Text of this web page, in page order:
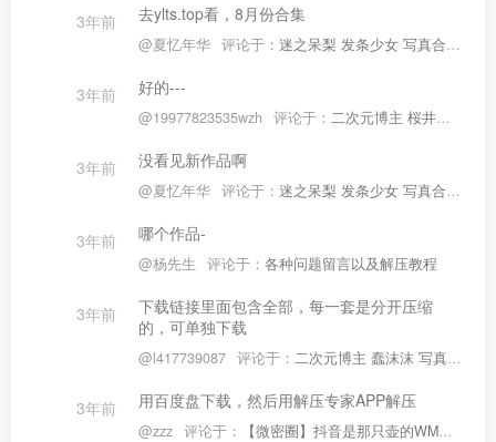
3年前 去ylts.top看，8月份合集
@夏忆年华 评论于： 迷之呆梨 发条少女 写真合集 #77
3年前 好的---
@19977823535wzh 评论于： 二次元博主 桜井宁宁 写真合集 [185期]
3年前 没看见新作品啊
@夏忆年华 评论于： 迷之呆梨 发条少女 写真合集 #77
3年前 哪个作品-
@杨先生 评论于： 各种问题留言以及解压教程
3年前
下载链接里面包含全部，每一套是分开压缩
的，可单独下载
@l417739087 评论于： 二次元博主 蠢沫沫 写真合集 [418期]
3年前 用百度盘下载，然后用解压专家APP解压
@zzz 评论于： 【微密圈】抖音是那只壶的WMQ合集 [218P+34V]